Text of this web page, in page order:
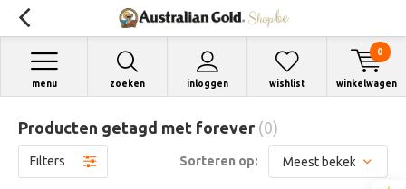
zoeken inloggen
menu wishlist winkelwagen
0
Producten getagd met forever (0)
Filters Sorteren op: